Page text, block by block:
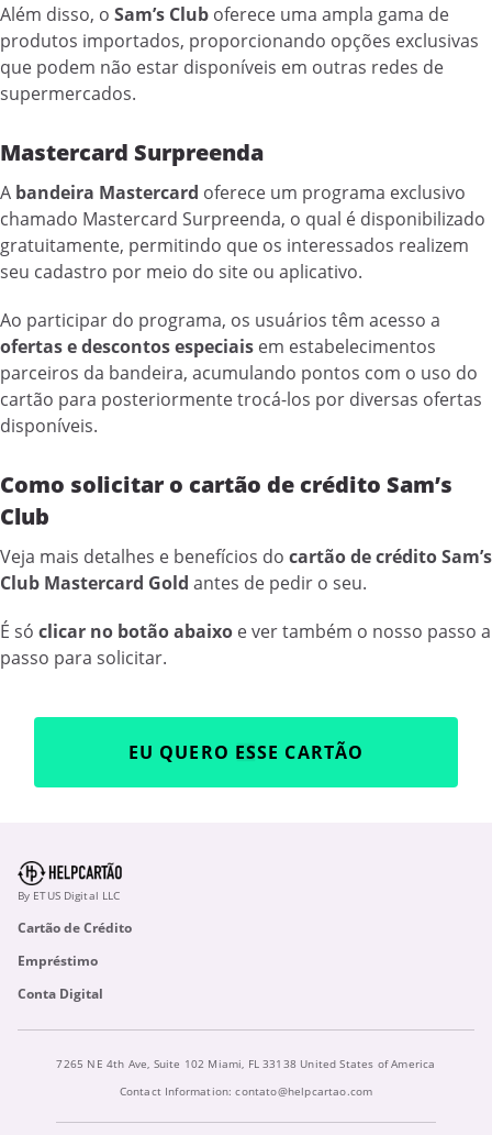
Além disso, o Sam’s Club oferece uma ampla gama de
produtos importados, proporcionando opções exclusivas
que podem não estar disponíveis em outras redes de
supermercados.
Mastercard Surpreenda
A bandeira Mastercard oferece um programa exclusivo
chamado Mastercard Surpreenda, o qual é disponibilizado
gratuitamente, permitindo que os interessados realizem
seu cadastro por meio do site ou aplicativo.
Ao participar do programa, os usuários têm acesso a
ofertas e descontos especiais em estabelecimentos
parceiros da bandeira, acumulando pontos com o uso do
cartão para posteriormente trocá-los por diversas ofertas
disponíveis.
Como solicitar o cartão de crédito Sam’s
Club
Veja mais detalhes e benefícios do cartão de crédito Sam’s
Club Mastercard Gold antes de pedir o seu.
É só clicar no botão abaixo e ver também o nosso passo a
passo para solicitar.
EU QUERO ESSE CARTÃO
By ETUS Digital LLC
Cartão de Crédito
Empréstimo
Conta Digital
7265 NE 4th Ave, Suite 102 Miami, FL 33138 United States of America
Contact Information:contato@helpcartao.com